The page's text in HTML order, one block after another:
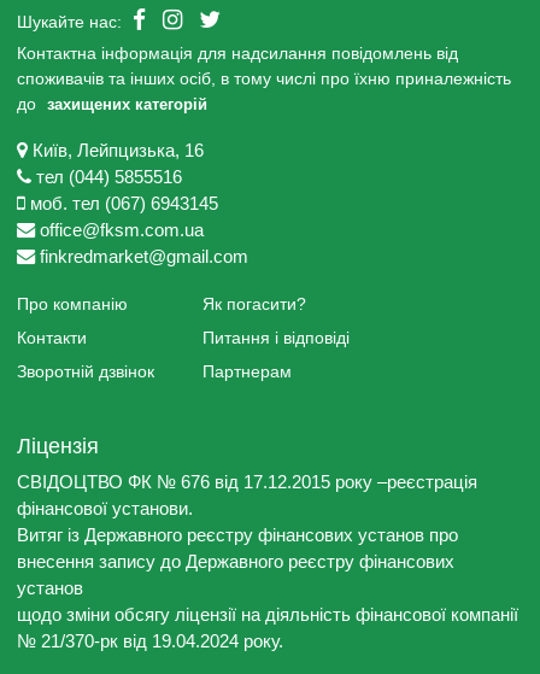
Шукайте нас:
Контактна інформація для надсилання повідомлень від
споживачів та інших осіб, в тому числі про їхню приналежність
до
захищених категорій
Київ, Лейпцизька, 16
тел (044) 5855516
моб. тел (067) 6943145
office@fksm.com.ua
finkredmarket@gmail.com
Про компанію
Контакти
Зворотній дзвінок
Як погасити?
Питання і відповіді
Партнерам
Ліцензія
СВІДОЦТВО ФК № 676 від 17.12.2015 року –реєстрація
фінансової установи.
Витяг із Державного реєстру фінансових установ про
внесення запису до Державного реєстру фінансових
установ
щодо зміни обсягу ліцензії на діяльність фінансової компанії
№ 21/370-рк від 19.04.2024 року.